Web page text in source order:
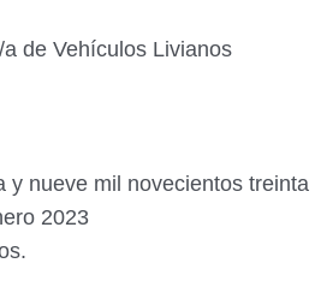
de Vehículos Livianos
y nueve mil novecientos treinta
2023